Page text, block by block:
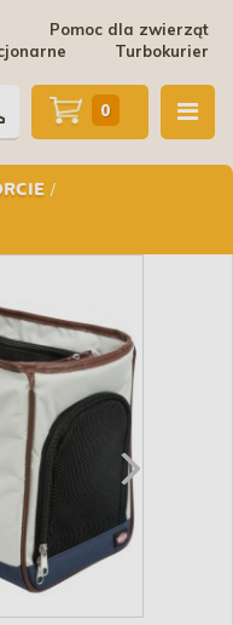
Pomoc dla zwierząt
Turbokurier
/
0